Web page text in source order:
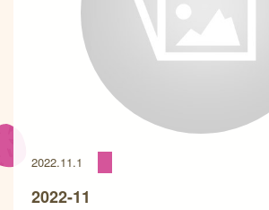
2022.11.1
2022-11